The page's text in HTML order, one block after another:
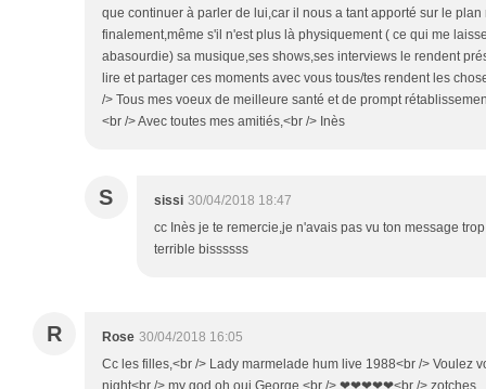
que continuer à parler de lui,car il nous a tant apporté sur le
finalement,même s'il n'est plus là physiquement ( ce qui me
abasourdie) sa musique,ses shows,ses interviews le rendent
lire et partager ces moments avec vous tous/tes rendent les
/> Tous mes voeux de meilleure santé et de prompt
<br /> Avec toutes mes amitiés,<br /> Inès
S sissi 30/04/2018 18:47
cc Inès je te remercie,je n'avais pas vu ton message
terrible bissssss
R Rose 30/04/2018 16:05
Cc les filles,<br /> Lady marmelade hum live 1988<br /> Voulez
night<br /> my god oh oui George <br /> ❤❤❤❤❤<br /> zotches